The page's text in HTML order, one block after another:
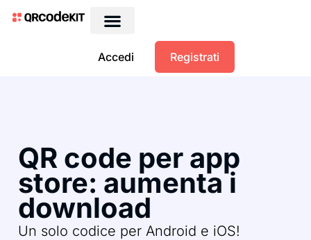
Accedi Registrati
QR code per app
store: aumenta i
download
Un solo codice per Android e iOS!